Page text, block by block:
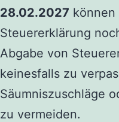
28.02.2027 können
Steuererklärung
Abgabe von
keinesfalls zu
Säumniszuschläge
zu vermeiden.